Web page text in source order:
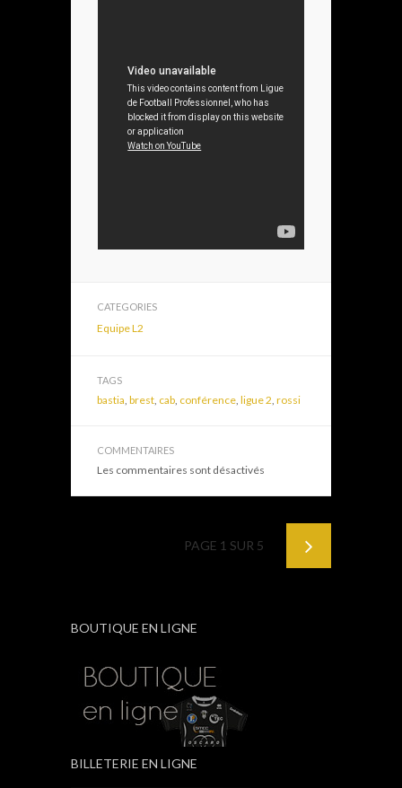
CATEGORIES
Equipe L2
TAGS
bastia, brest, cab, conférence, ligue 2, rossi
COMMENTAIRES
Les commentaires sont désactivés
PAGE 1 SUR 5
BOUTIQUE EN LIGNE
BILLETERIE EN LIGNE